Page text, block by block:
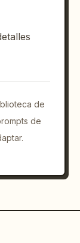
de
de